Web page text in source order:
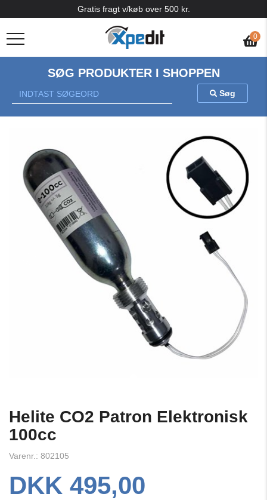
0
Gratis fragt v/køb over 500 kr.
SØG PRODUKTER I SHOPPEN
Søg
Helite CO2 Patron Elektronisk
100cc
Varenr.: 802105
DKK 495,00